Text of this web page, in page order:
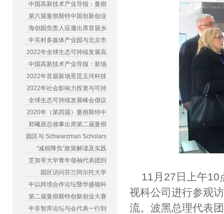
中国高新技术产业导报：曼彻
第六届曼彻斯特中国创新创业
海创园负责人应邀出席首届乡
中关村多媒体产业园与北京市
2022年全球生态可持续发展高
中国高新技术产业导报：新场
2022年首届新场景昆玉河科技
2022年社会影响力投资与可持
全球生态可持续发展峰会倡议
2020年（第四届）曼彻斯特中
郑曦原总领事出席第二届曼彻
园区与 Schwarzman Scholars
“减税降负”政策解读及实践
芝加哥大学青年领袖代表团到
园区访问芬兰阿尔托大学
中以跨境合作论坛暨华盛顿科
第二届曼彻斯特创新创业大赛
中非智库论坛与会代表一行到
11月27日上午10
视科公司进行参观
流。波黑总理代表